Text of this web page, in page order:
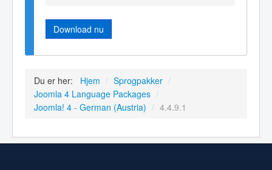
Download nu
Du er her: Hjem / Sprogpakker /
Joomla 4 Language Packages /
Joomla! 4 - German (Austria) / 4.4.9.1